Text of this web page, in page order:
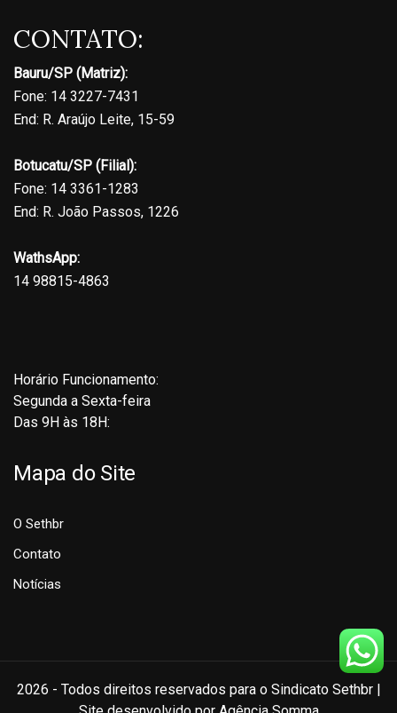
CONTATO:
Bauru/SP (Matriz):
Fone: 14 3227-7431
End: R. Araújo Leite, 15-59
Botucatu/SP (Filial):
Fone: 14 3361-1283
End: R. João Passos, 1226
WathsApp:
14 98815-4863
Horário Funcionamento:
Segunda a Sexta-feira
Das 9H às 18H:
Mapa do Site
O Sethbr
Contato
Notícias
2026 - Todos direitos reservados para o Sindicato Sethbr |